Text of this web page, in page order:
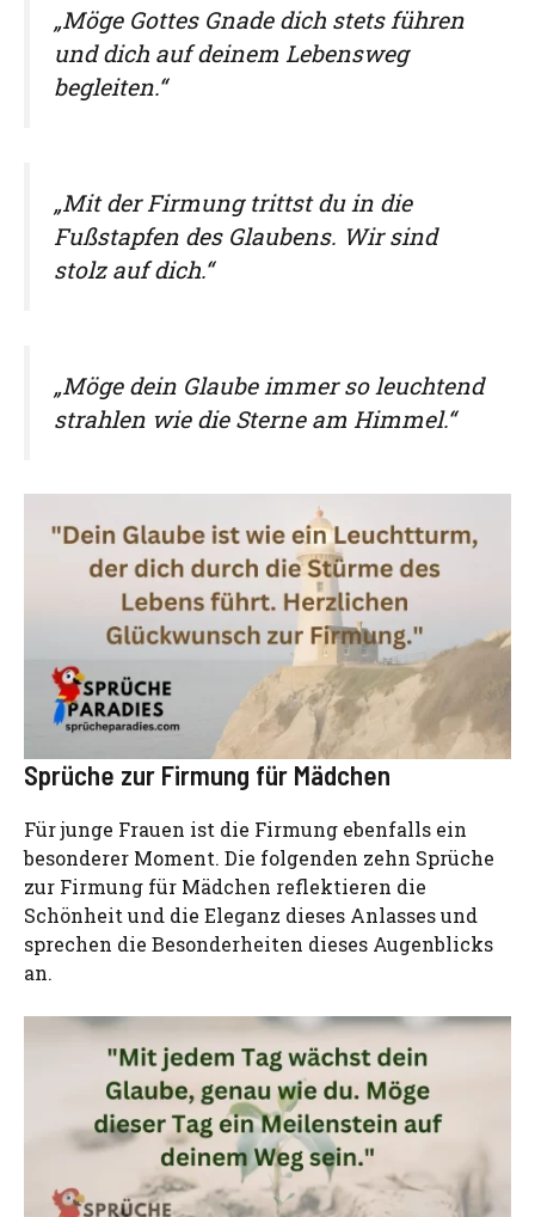
„Möge Gottes Gnade dich stets führen
und dich auf deinem Lebensweg
begleiten.“
„Mit der Firmung trittst du in die
Fußstapfen des Glaubens. Wir sind
stolz auf dich.“
„Möge dein Glaube immer so leuchtend
strahlen wie die Sterne am Himmel.“
Sprüche zur Firmung für Mädchen
Für junge Frauen ist die Firmung ebenfalls ein
besonderer Moment. Die folgenden zehn Sprüche
zur Firmung für Mädchen reflektieren die
Schönheit und die Eleganz dieses Anlasses und
sprechen die Besonderheiten dieses Augenblicks
an.